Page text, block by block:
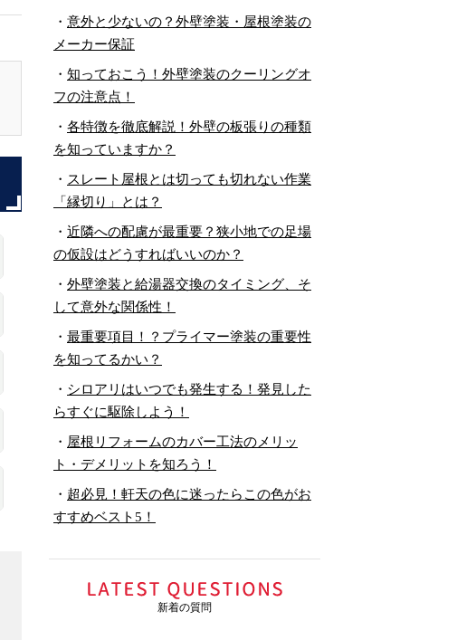
・ 意外と少ないの？外壁塗装・屋根塗装の
メーカー保証
・ 知っておこう！外壁塗装のクーリングオ
フの注意点！
・ 各特徴を徹底解説！外壁の板張りの種類
を知っていますか？
・ スレート屋根とは切っても切れない作業
「縁切り」とは？
・ 近隣への配慮が最重要？狭小地での足場
の仮設はどうすればいいのか？
・ 外壁塗装と給湯器交換のタイミング、そ
して意外な関係性！
・ 最重要項目！？プライマー塗装の重要性
を知ってるかい？
・ シロアリはいつでも発生する！発見した
らすぐに駆除しよう！
・ 屋根リフォームのカバー工法のメリッ
ト・デメリットを知ろう！
・ 超必見！軒天の色に迷ったらこの色がお
すすめベスト5！
新着の質問